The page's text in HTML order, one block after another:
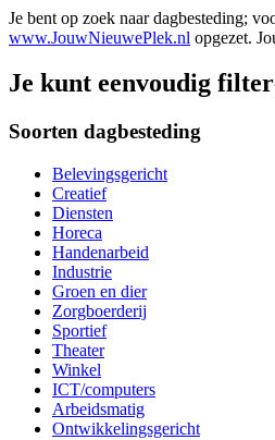
Je bent op zoek naar dagbesteding;
www.JouwNieuwePlek.nl opgezet.
Je kunt eenvoudig
Soorten dagbesteding
Belevingsgericht
Creatief
Diensten
Horeca
Handenarbeid
Industrie
Groen en dier
Zorgboerderij
Sportief
Theater
Winkel
ICT/computers
Arbeidsmatig
Ontwikkelingsgericht